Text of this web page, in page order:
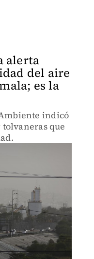
alerta
del aire
es la
indicó
que